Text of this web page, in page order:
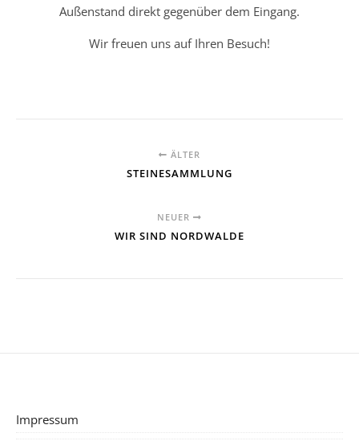
Außenstand direkt gegenüber dem Eingang.
Wir freuen uns auf Ihren Besuch!
ÄLTER
STEINESAMMLUNG
NEUER
WIR SIND NORDWALDE
Impressum